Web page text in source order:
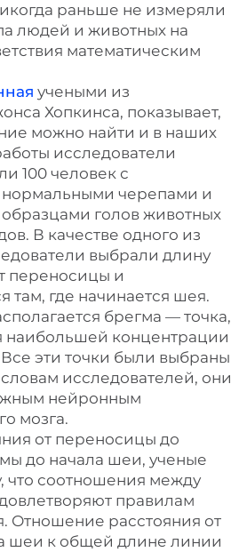
раньше не измеряли
людей и животных на
математическим
учеными из
Хопкинса, показывает,
можно найти и в наших
исследователи
100 человек с
черепами и
голов животных
В качестве одного из
выбрали длину
переносицы и
там, где начинается шея.
брегма — точка,
наибольшей концентрации
эти точки были выбраны
исследователей, они
нейронным
мозга.
от переносицы до
до начала шеи, ученые
что соотношения между
правилам
Отношение расстояния от
шеи к общей длине линии